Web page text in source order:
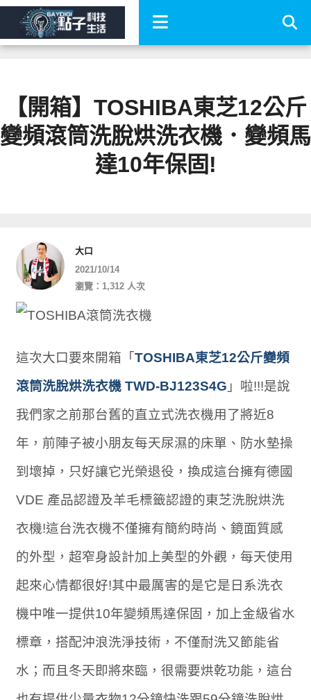
【開箱】TOSHIBA東芝12公斤
變頻滾筒洗脫烘洗衣機．變頻馬
達10年保固!
大口
2021/10/14
瀏覽：1,312 人次
這次大口要來開箱「 TOSHIBA東芝12公斤變頻
滾筒洗脫烘洗衣機 TWD-BJ123S4G 」啦!!!是說
我們家之前那台舊的直立式洗衣機用了將近8
年，前陣子被小朋友每天尿濕的床單、防水墊操
到壞掉，只好讓它光榮退役，換成這台擁有德國
VDE 產品認證及羊毛標籤認證的東芝洗脫烘洗
衣機!這台洗衣機不僅擁有簡約時尚、鏡面質感
的外型，超窄身設計加上美型的外觀，每天使用
起來心情都很好!其中最厲害的是它是日系洗衣
機中唯一提供10年變頻馬達保固，加上金級省水
標章，搭配沖浪洗淨技術，不僅耐洗又節能省
水；而且冬天即將來臨，很需要烘乾功能，這台